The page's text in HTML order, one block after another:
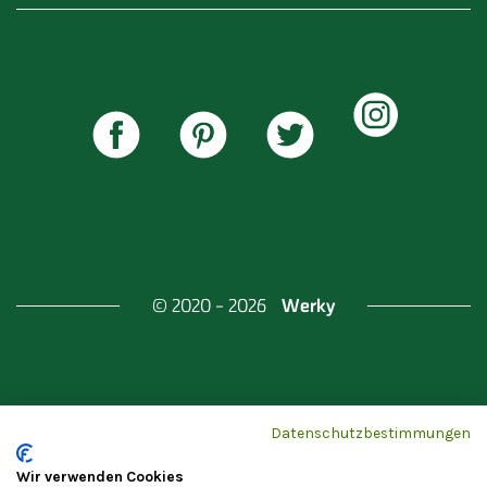
© 2020 - 2026 Werky
Datenschutzbestimmungen
Wir verwenden Cookies